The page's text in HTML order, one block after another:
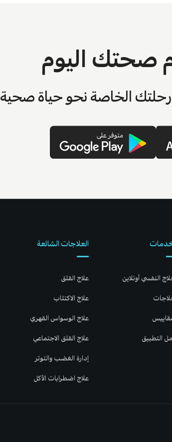
صحتك اليوم
رحلتك الخاصة نحو حياة صحية
النفسي أونلاين
التطبيق
العلاجات الشائعة
علاج القلق
علاج الاكتئاب
علاج الوسواس القهري
علاج القلق الاجتماعي
إدارة الغضب والتوتر
علاج اضطرابات الأكل